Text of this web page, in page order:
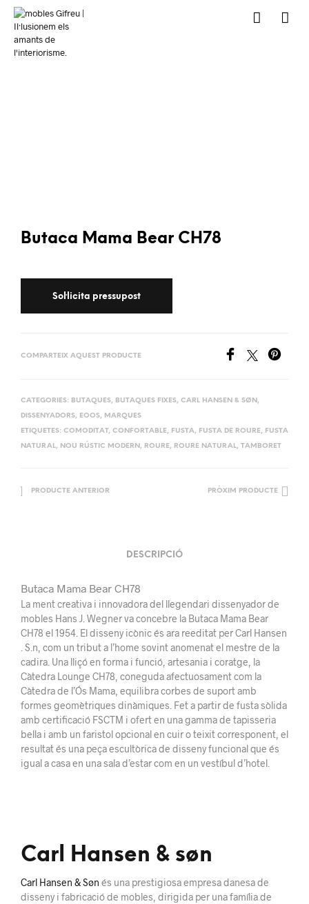
Butaca Mama Bear CH78
COMPARTEIX AQUEST PRODUCTE
CATEGORIES: BUTAQUES, BUTAQUES FIXES, CARL HANSEN & SØN ,
DISSENYADORS, EOOS, MARQUES
ETIQUETES: COMODITAT, CONFORTABLE, FUSTA, FUSTA DE ROURE, FUSTA
NATURAL, NOU RÚSTIC MODERN , ROURE, ROURE NATURAL, TAMBORET
PRODUCTE ANTERIOR PRÒXIM PRODUCTE
DESCRIPCIÓ
Butaca Mama Bear CH78
La ment creativa i innovadora del llegendari dissenyador de
mobles Hans J. Wegner va concebre la Butaca Mama Bear
CH78 el 1954. El disseny icònic és ara reeditat per Carl Hansen
. S.n, com un tribut a l’home sovint anomenat el mestre de la
cadira. Una lliçó en forma i funció, artesania i coratge, la
Càtedra Lounge CH78, coneguda afectuosament com la
Càtedra de l’Ós Mama, equilibra corbes de suport amb
formes geomètriques dinàmiques. Fet a partir de fusta sòlida
amb certificació FSCTM i ofert en una gamma de tapisseria
bella i amb un faristol opcional en cuir o teixit corresponent, el
resultat és una peça escultòrica de disseny funcional que és
igual a casa en una sala d’estar com en un vestíbul d’hotel.
Carl Hansen & søn
Carl Hansen & Søn és una prestigiosa empresa danesa de
disseny i fabricació de mobles, dirigida per una família de